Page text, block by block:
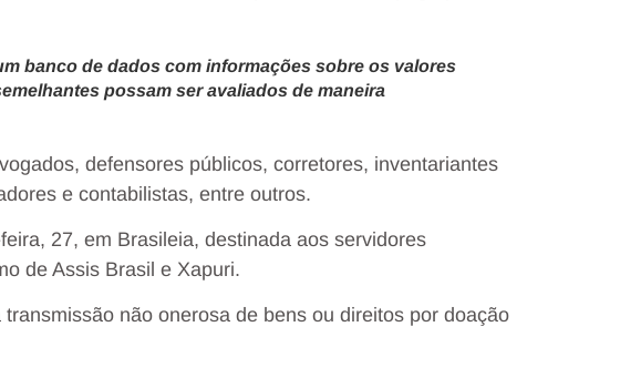
banco de dados com informações sobre os valores
possam ser avaliados de maneira
defensores públicos, corretores, inventariantes
e contabilistas, entre outros.
27, em Brasileia, destinada aos servidores
de Assis Brasil e Xapuri.
não onerosa de bens ou direitos por doação